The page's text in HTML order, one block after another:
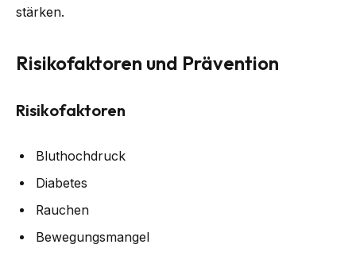
stärken.
Risikofaktoren und Prävention
Risikofaktoren
Bluthochdruck
Diabetes
Rauchen
Bewegungsmangel